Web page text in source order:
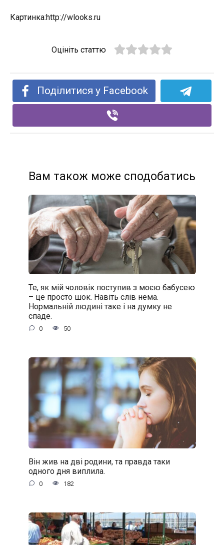
Картинка:http://wlooks.ru
Оцініть статтю
Поділитися у Facebook
Вам також може сподобатись
Те, як мій чоловік поступив з моєю бабусею
– це просто шок. Навіть слів нема.
Нормальній людині таке і на думку не
спаде.
0 50
Він жив на дві родини, та правда таки
одного дня виплила.
0 182